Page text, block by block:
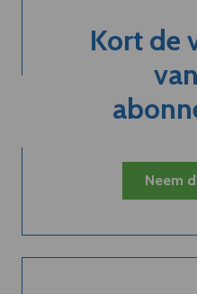
Kort de
Neem